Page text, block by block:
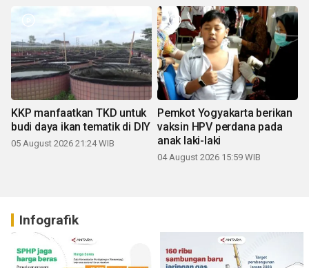
KKP manfaatkan TKD untuk
budi daya ikan tematik di DIY
05 August 2026 21:24 WIB
Pemkot Yogyakarta berikan
vaksin HPV perdana pada
anak laki-laki
04 August 2026 15:59 WIB
Infografik